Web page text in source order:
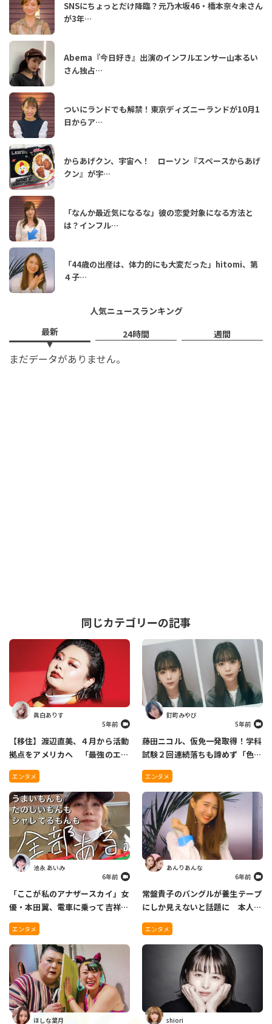
SNSにちょっとだけ降臨？元乃木坂46・橋本奈々未さん
が3年…
Abema『今日好き』出演のインフルエンサー山本るい
さん独占…
ついにランドでも解禁！東京ディズニーランドが10月1
日からア…
からあげクン、宇宙へ！ ローソン『スペースからあげ
クン』が宇…
「なんか最近気になるな」彼の恋愛対象になる方法と
は？インフル…
「44歳の出産は、体力的にも大変だった」hitomi、第
４子…
人気ニュースランキング
最新
24時間 週間
まだデータがありません。
同じカテゴリーの記事
眞白ありす
5年前
【移住】渡辺直美、４月から活動
拠点をアメリカへ 「最強のエン
ターテイナーになれるように」
エンタメ
釘町みやび
5年前
藤田ニコル、仮免一発取得！学科
試験２回連続落ちも諦めず「色ん
な人に無理だよって言われたけ
ど」
エンタメ
池永 あいみ
6年前
「ここが私のアナザースカイ」女
優・本田翼、電車に乗って吉祥寺
を堂々とぶらぶらする姿にファン
がざわつく
エンタメ
あんりあんな
6年前
常盤貴子のバングルが養生テープ
にしか見えないと話題に 本人の
さすがの切り返しにファン爆笑
エンタメ
ほしな葉月 shiori